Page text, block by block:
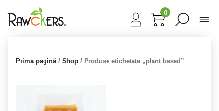
0
Prima pagină/ Shop / Produse etichetate „plant based”